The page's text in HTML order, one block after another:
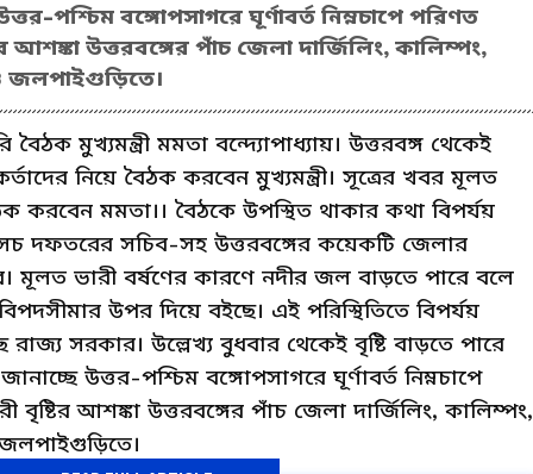
পশ্চিম বঙ্গোপসাগরে ঘূর্ণাবর্ত নিম্নচাপে পরিণত
আশঙ্কা উত্তরবঙ্গের পাঁচ জেলা দার্জিলিং, কালিম্পং,
জলপাইগুড়িতে।
বৈঠক মুখ্যমন্ত্রী মমতা বন্দ্যোপাধ্যায়। উত্তরবঙ্গ থেকেই
নিয়ে বৈঠক করবেন মুখ্যমন্ত্রী। সূত্রের খবর মূলত
করবেন মমতা।। বৈঠকে উপস্থিত থাকার কথা বিপর্যয়
দফতরের সচিব-সহ উত্তরবঙ্গের কয়েকটি জেলার
ভারী বর্ষণের কারণে নদীর জল বাড়তে পারে বলে
উপর দিয়ে বইছে। এই পরিস্থিতিতে বিপর্যয়
রাজ্য সরকার। উল্লেখ্য বুধবার থেকেই বৃষ্টি বাড়তে পারে
উত্তর-পশ্চিম বঙ্গোপসাগরে ঘূর্ণাবর্ত নিম্নচাপে
বৃষ্টির আশঙ্কা উত্তরবঙ্গের পাঁচ জেলা দার্জিলিং, কালিম্পং,